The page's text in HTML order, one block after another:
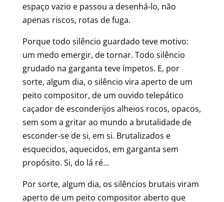
espaço vazio e passou a desenhá-lo, não
apenas riscos, rotas de fuga.
Porque todo silêncio guardado teve motivo:
um medo emergir, de tornar. Todo silêncio
grudado na garganta teve ímpetos. E, por
sorte, algum dia, o silêncio vira aperto de um
peito compositor, de um ouvido telepático
caçador de esconderijos alheios rocos, opacos,
sem som a gritar ao mundo a brutalidade de
esconder-se de si, em si. Brutalizados e
esquecidos, aquecidos, em garganta sem
propósito. Si, do lá ré…
Por sorte, algum dia, os silêncios brutais viram
aperto de um peito compositor aberto que